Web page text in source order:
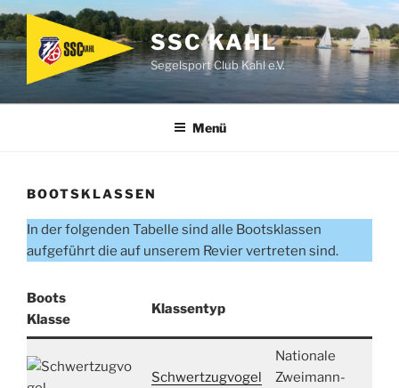
Zum
Inhalt
springen
SSC KAHL
Segelsport Club Kahl e.V.
Menü
BOOTSKLASSEN
In der folgenden Tabelle sind alle Bootsklassen
aufgeführt die auf unserem Revier vertreten sind.
Boots
Klasse
Klassentyp
Schwertzugvogel
Nationale
Zweimann-